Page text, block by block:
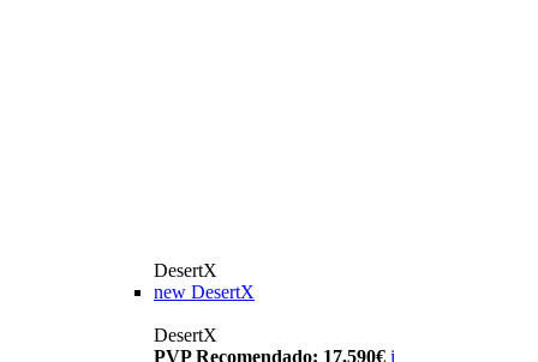
DesertX
new DesertX
DesertX
PVP Recomendado: 17.590€ i